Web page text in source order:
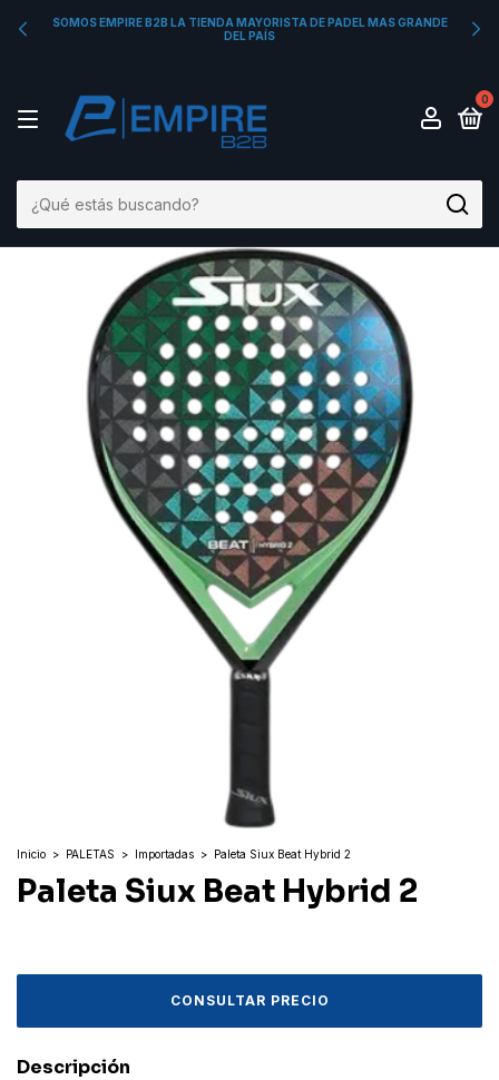
SOMOS EMPIRE B2B LA TIENDA MAYORISTA DE PADEL MAS GRANDE
DEL PAÍS
0
Inicio > PALETAS > Importadas > Paleta Siux Beat Hybrid 2
Paleta Siux Beat Hybrid 2
Descripción